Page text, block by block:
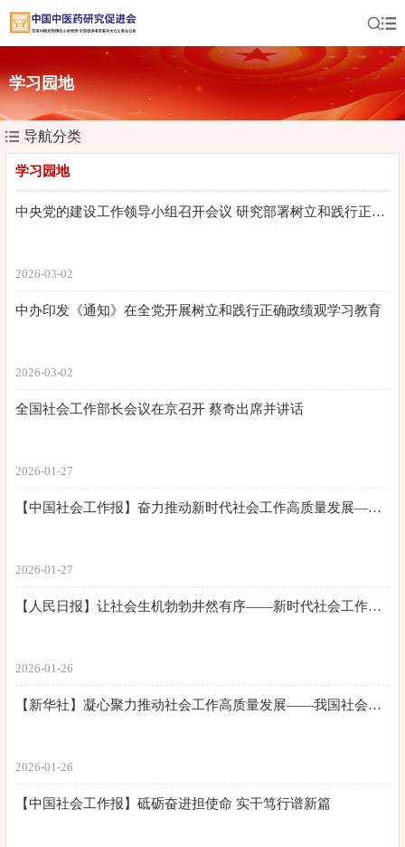
学习园地
导航分类
学习园地
中央党的建设工作领导小组召开会议 研究部署树立和践行正确政绩观学习教育工作
2026-03-02
中办印发《通知》在全党开展树立和践行正确政绩观学习教育
2026-03-02
全国社会工作部长会议在京召开 蔡奇出席并讲话
2026-01-27
【中国社会工作报】奋力推动新时代社会工作高质量发展——论贯彻落实全国社会工作部长会议精神
2026-01-27
【人民日报】让社会生机勃勃井然有序——新时代社会工作不断加强
2026-01-26
【新华社】凝心聚力推动社会工作高质量发展——我国社会工作取得新成效、开创新局面
2026-01-26
【中国社会工作报】砥砺奋进担使命 实干笃行谱新篇